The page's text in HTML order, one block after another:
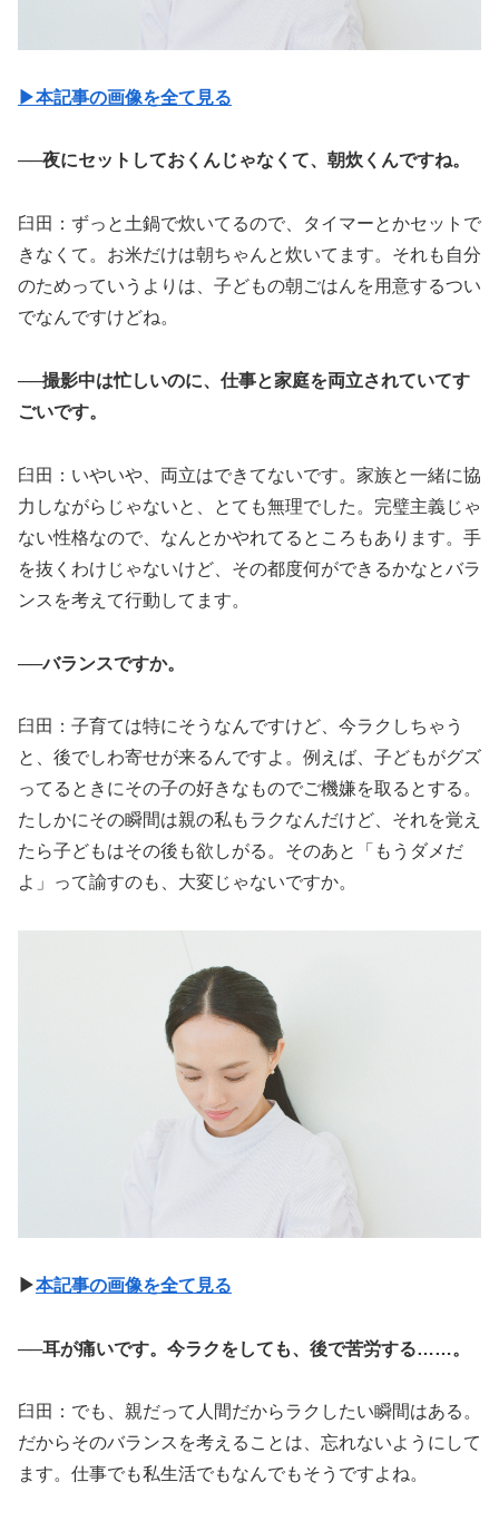
▶︎本記事の画像を全て見る
──夜にセットしておくんじゃなくて、朝炊くんですね。
臼田：ずっと土鍋で炊いてるので、タイマーとかセットで
きなくて。お米だけは朝ちゃんと炊いてます。それも自分
のためっていうよりは、子どもの朝ごはんを用意するつい
でなんですけどね。
──撮影中は忙しいのに、仕事と家庭を両立されていてす
ごいです。
臼田：いやいや、両立はできてないです。家族と一緒に協
力しながらじゃないと、とても無理でした。完璧主義じゃ
ない性格なので、なんとかやれてるところもあります。手
を抜くわけじゃないけど、その都度何ができるかなとバラ
ンスを考えて行動してます。
──バランスですか。
臼田：子育ては特にそうなんですけど、今ラクしちゃう
と、後でしわ寄せが来るんですよ。例えば、子どもがグズ
ってるときにその子の好きなものでご機嫌を取るとする。
たしかにその瞬間は親の私もラクなんだけど、それを覚え
たら子どもはその後も欲しがる。そのあと「もうダメだ
よ」って諭すのも、大変じゃないですか。
▶︎本記事の画像を全て見る
──耳が痛いです。今ラクをしても、後で苦労する……。
臼田：でも、親だって人間だからラクしたい瞬間はある。
だからそのバランスを考えることは、忘れないようにして
ます。仕事でも私生活でもなんでもそうですよね。